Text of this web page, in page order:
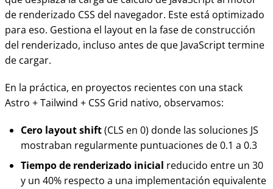
de renderizado CSS del navegador. Este está optimizado
para eso. Gestiona el layout en la fase de construcción
del renderizado, incluso antes de que JavaScript termine
de cargar.
En la práctica, en proyectos recientes con una stack
Astro + Tailwind + CSS Grid nativo, observamos:
Cero layout shift(CLS en 0) donde las soluciones JS
mostraban regularmente puntuaciones de 0.1 a 0.3
Tiempo de renderizado inicial reducido entre un 30
y un 40% respecto a una implementación equivalente